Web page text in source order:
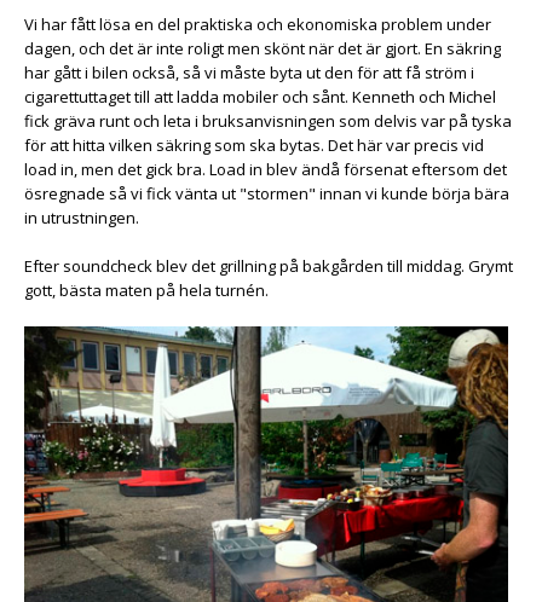
Vi har fått lösa en del praktiska och ekonomiska problem under
dagen, och det är inte roligt men skönt när det är gjort. En säkring
har gått i bilen också, så vi måste byta ut den för att få ström i
cigarettuttaget till att ladda mobiler och sånt. Kenneth och Michel
fick gräva runt och leta i bruksanvisningen som delvis var på tyska
för att hitta vilken säkring som ska bytas. Det här var precis vid
load in, men det gick bra. Load in blev ändå försenat eftersom det
ösregnade så vi fick vänta ut "stormen" innan vi kunde börja bära
in utrustningen.
Efter soundcheck blev det grillning på bakgården till middag. Grymt
gott, bästa maten på hela turnén.